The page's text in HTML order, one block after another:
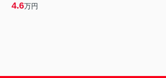
4.6万円